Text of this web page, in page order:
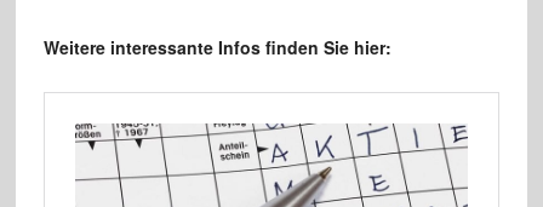
Weitere interessante Infos finden Sie hier: